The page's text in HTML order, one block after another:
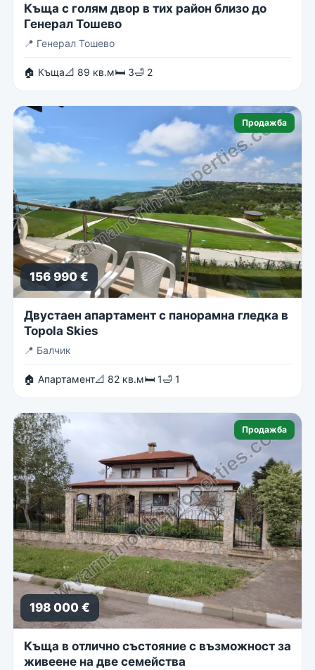
Къща с голям двор в тих район близо до
Генерал Тошево
📍 Генерал Тошево
🏠 Къща📐 89 кв.м🛏 3🛁 2
Продажба
156 990 €
Двустаен апартамент с панорамна гледка в
Topola Skies
📍 Балчик
🏠 Апартамент📐 82 кв.м🛏 1🛁 1
Продажба
198 000 €
Къща в отлично състояние с възможност за
живеене на две семейства